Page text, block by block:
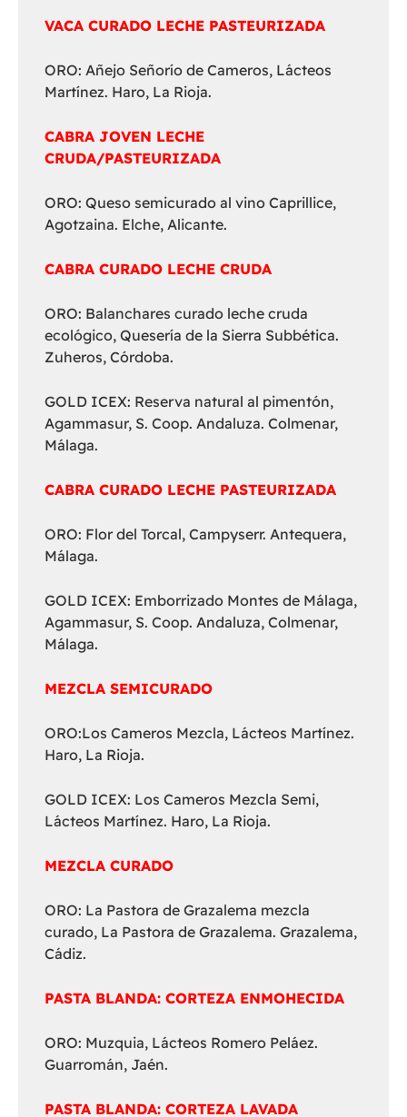
VACA CURADO LECHE PASTEURIZADA
ORO: Añejo Señorío de Cameros, Lácteos
Martínez. Haro, La Rioja.
CABRA JOVEN LECHE
CRUDA/PASTEURIZADA
ORO: Queso semicurado al vino Caprillice,
Agotzaina. Elche, Alicante.
CABRA CURADO LECHE CRUDA
ORO: Balanchares curado leche cruda
ecológico, Quesería de la Sierra Subbética.
Zuheros, Córdoba.
GOLD ICEX: Reserva natural al pimentón,
Agammasur, S. Coop. Andaluza. Colmenar,
Málaga.
CABRA CURADO LECHE PASTEURIZADA
ORO: Flor del Torcal, Campyserr. Antequera,
Málaga.
GOLD ICEX: Emborrizado Montes de Málaga,
Agammasur, S. Coop. Andaluza, Colmenar,
Málaga.
MEZCLA SEMICURADO
ORO:Los Cameros Mezcla, Lácteos Martínez.
Haro, La Rioja.
GOLD ICEX: Los Cameros Mezcla Semi,
Lácteos Martínez. Haro, La Rioja.
MEZCLA CURADO
ORO: La Pastora de Grazalema mezcla
curado, La Pastora de Grazalema. Grazalema,
Cádiz.
PASTA BLANDA: CORTEZA ENMOHECIDA
ORO: Muzquia, Lácteos Romero Peláez.
Guarromán, Jaén.
PASTA BLANDA: CORTEZA LAVADA